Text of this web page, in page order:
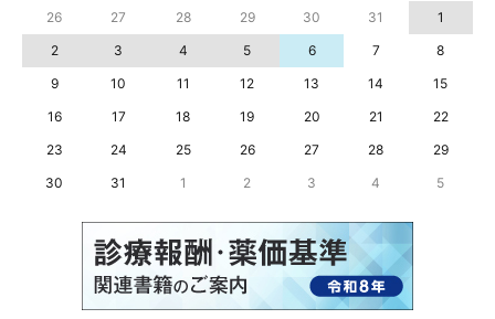
26 27 28 29 30 31
1
2
3 4 5 6 7
8
9
10 11 12 13 14
15
16
17 18 19 20 21
22
23
24 25 26 27 28
29
30
31 1 2 3 4 5